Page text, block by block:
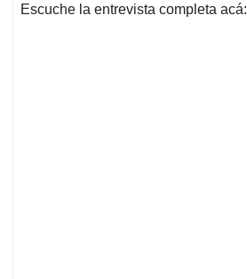
Escuche la entrevista completa acá: